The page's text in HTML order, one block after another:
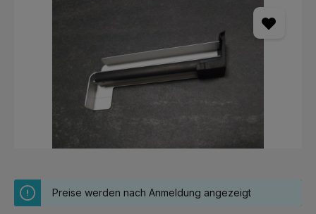
Preise werden nach Anmeldung angezeigt